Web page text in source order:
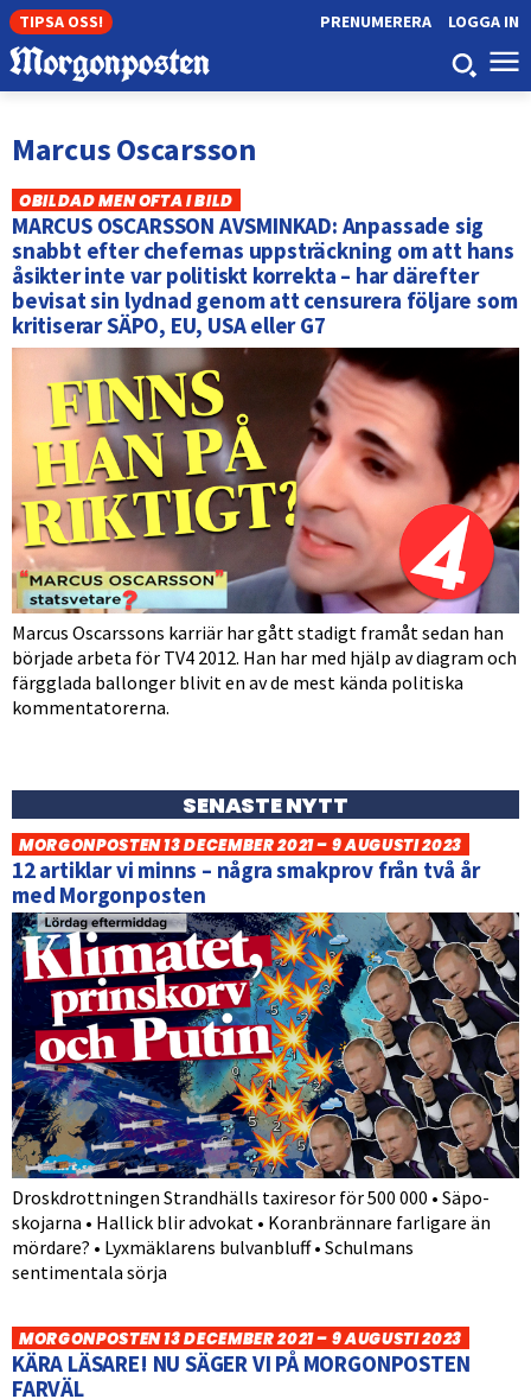
TIPSA OSS! LOGGA IN
PRENUMERERA
Marcus Oscarsson
OBILDAD MEN OFTA I BILD
MARCUS OSCARSSON AVSMINKAD: Anpassade sig
snabbt efter chefernas uppsträckning om att hans
åsikter inte var politiskt korrekta – har därefter
bevisat sin lydnad genom att censurera följare som
kritiserar SÄPO, EU, USA eller G7
Marcus Oscarssons karriär har gått stadigt framåt sedan han
började arbeta för TV4 2012. Han har med hjälp av diagram och
färgglada ballonger blivit en av de mest kända politiska
kommentatorerna.
SENASTE NYTT
MORGONPOSTEN 13 DECEMBER 2021 – 9 AUGUSTI 2023
12 artiklar vi minns – några smakprov från två år
med Morgonposten
Droskdrottningen Strandhälls taxiresor för 500 000 • Säpo-
skojarna • Hallick blir advokat • Koranbrännare farligare än
mördare? • Lyxmäklarens bulvanbluff • Schulmans
sentimentala sörja
MORGONPOSTEN 13 DECEMBER 2021 – 9 AUGUSTI 2023
KÄRA LÄSARE! NU SÄGER VI PÅ MORGONPOSTEN
FARVÄL